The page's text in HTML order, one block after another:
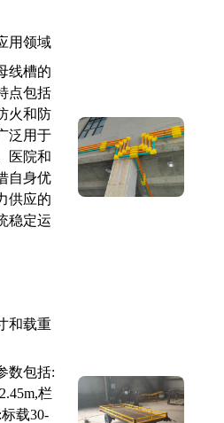
用领域
线槽的
点包括
火和防
泛用于
医院和
自身优
供应的
稳定运
和载重
数包括:
栏
载30-